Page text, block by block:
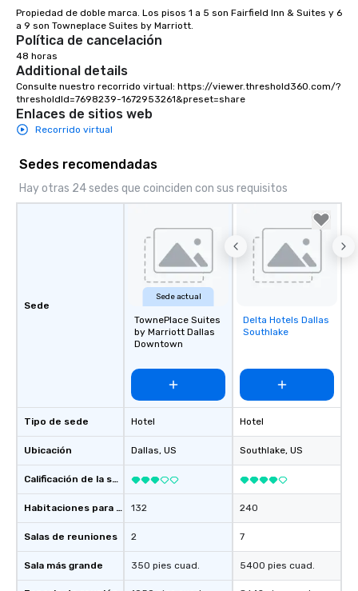
down at each venue
way to do so. Large Groups Welcome
choice for any
a tour is stress-free
enjoy the company
more easily. You’ll
knowing that
of from the moment
Since the menu is
have nothing to worry
date any dietary
allergies for anyone
Feel Like a VIP at
Smacking Foodie
group members
about waiting in line
restaurant or being
than desirable table.
a special warm
from the restaurant
Propiedad de doble marca. Los pisos 1 a 5 son Fairfield Inn & Suites y 6
a 9 son Towneplace Suites by Marriott.
Política de cancelación
48 horas
Additional details
Consulte nuestro recorrido virtual: https://viewer.threshold360.com/?
thresholdId=7698239-1672953261&preset=share
Enlaces de sitios web
Recorrido virtual
Sedes recomendadas
Hay otras 24 sedes que coinciden con sus requisitos
Sede
Tipo de sede
Ubicación
Calificación de la sede
Habitaciones para huéspedes
Salas de reuniones
Sala más grande
Sede actual
TownePlace Suites
by Marriott Dallas
Downtown
Hotel
Dallas, US
132
2
350 pies cuad.
Removed from
favorites
Delta Hotels Dallas
Southlake
Hotel
Southlake, US
240
7
5400 pies cuad.